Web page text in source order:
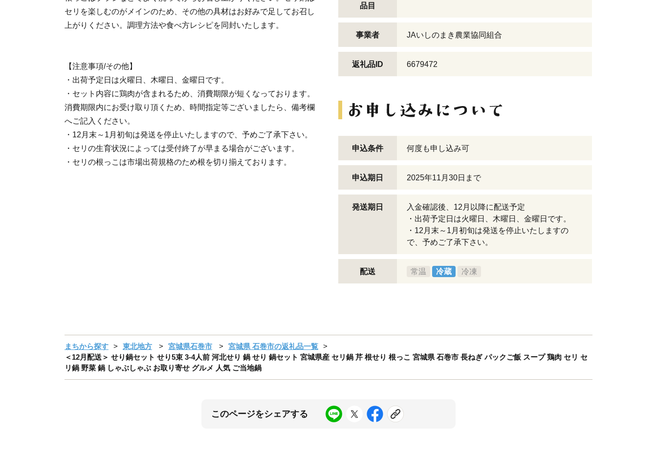
セリを楽しむのがメインのため、その他の具材はお好みで足してお召し
上がりください。調理方法や食べ方レシピを同封いたします。
【注意事項/その他】
・出荷予定日は火曜日、木曜日、金曜日です。
・セット内容に鶏肉が含まれるため、消費期限が短くなっております。
消費期限内にお受け取り頂くため、時間指定等ございましたら、備考欄
へご記入ください。
・12月末～1月初旬は発送を停止いたしますので、予めご了承下さい。
・セリの生育状況によっては受付終了が早まる場合がございます。
・セリの根っこは市場出荷規格のため根を切り揃えております。
品目
事業者 JAいしのまき農業協同組合
返礼品ID 6679472
申込条件 何度も申し込み可
申込期日 2025年11月30日まで
発送期日
入金確認後、12月以降に配送予定
・出荷予定日は火曜日、木曜日、金曜日です。
・12月末～1月初旬は発送を停止いたしますの
で、予めご了承下さい。
配送 常温 冷蔵 冷凍
まちから探す 東北地方 宮城県石巻市
宮城県 石巻市の返礼品一覧
＜12月配送＞ せり鍋セット せり5束 3-4人前 河北せり 鍋 せり 鍋セット 宮城県産 セリ鍋 芹 根せり 根っこ 宮城県 石巻市 長ねぎ パックご飯 スープ 鶏肉 セリ セ
リ鍋 野菜 鍋 しゃぶしゃぶ お取り寄せ グルメ 人気 ご当地鍋
このページをシェアする